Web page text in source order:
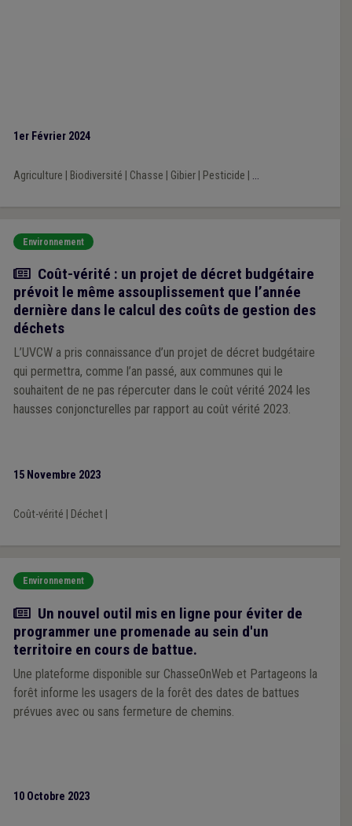
1er Février 2024
Agriculture Biodiversité Chasse Gibier| Pesticide ...
Environnement
Actualité
Coût-vérité : un projet de décret budgétaire
prévoit le même assouplissement que l’année
dernière dans le calcul des coûts de gestion des
déchets
L’UVCW a pris connaissance d’un projet de décret budgétaire
qui permettra, comme l’an passé, aux communes qui le
souhaitent de ne pas répercuter dans le coût vérité 2024 les
hausses conjoncturelles par rapport au coût vérité 2023.
15 Novembre 2023
Coût-vérité Déchet|
Environnement
Actualité
Un nouvel outil mis en ligne pour éviter de
programmer une promenade au sein d'un
territoire en cours de battue.
Une plateforme disponible sur ChasseOnWeb et Partageons la
forêt informe les usagers de la forêt des dates de battues
prévues avec ou sans fermeture de chemins.
10 Octobre 2023